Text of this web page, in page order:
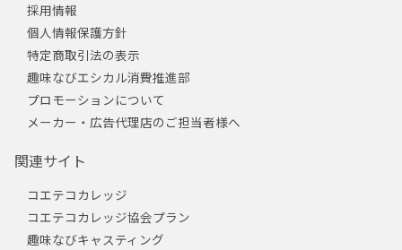
採用情報
個人情報保護方針
特定商取引法の表示
趣味なびエシカル消費推進部
プロモーションについて
メーカー・広告代理店のご担当者様へ
関連サイト
コエテコカレッジ
コエテコカレッジ協会プラン
趣味なびキャスティング